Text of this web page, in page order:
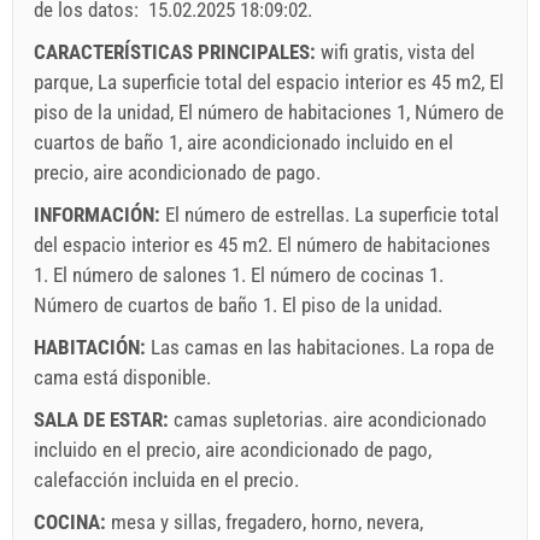
Obligatorio:La registracion (01.07. - 31.08): 10 EUR (once -
para_person), La registracion (01.01 - 30.06. / 01.09. -
31.12.): 5 EUR (once - para_person)
Opcional:Aire acondicionado: 5 EUR (per_night -
para_unit), Las mascotas: 7 EUR (per_night - para_unit)
Términos y condiciones del proveedor
Reserve y espere la confirmación
Si no desea reservar de inmediato y tiene más preguntas,
de los datos: 15.02.2025 18:09:02.
CARACTERÍSTICAS PRINCIPALES: wifi gratis, vista del
parque, La superficie total del espacio interior es 45 m2, El
piso de la unidad, El número de habitaciones 1, Número de
cuartos de baño 1, aire acondicionado incluido en el
precio, aire acondicionado de pago.
INFORMACIÓN: El número de estrellas. La superficie total
del espacio interior es 45 m2. El número de habitaciones
1. El número de salones 1. El número de cocinas 1.
Número de cuartos de baño 1. El piso de la unidad.
HABITACIÓN: Las camas en las habitaciones. La ropa de
cama está disponible.
SALA DE ESTAR: camas supletorias. aire acondicionado
incluido en el precio, aire acondicionado de pago,
calefacción incluida en el precio.
COCINA: mesa y sillas, fregadero, horno, nevera,